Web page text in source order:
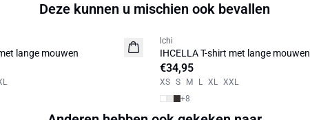
Deze kunnen u mischien ook bevallen
lange mouwen
NIEUW
Ichi
IHCELLA T-shirt met lange mouwen
€34,95
XS S M L XL XXL
+8